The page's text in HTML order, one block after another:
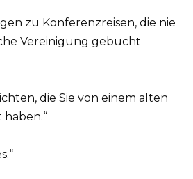
zu Konferenzreisen, die nie
Vereinigung gebucht
die Sie von einem alten